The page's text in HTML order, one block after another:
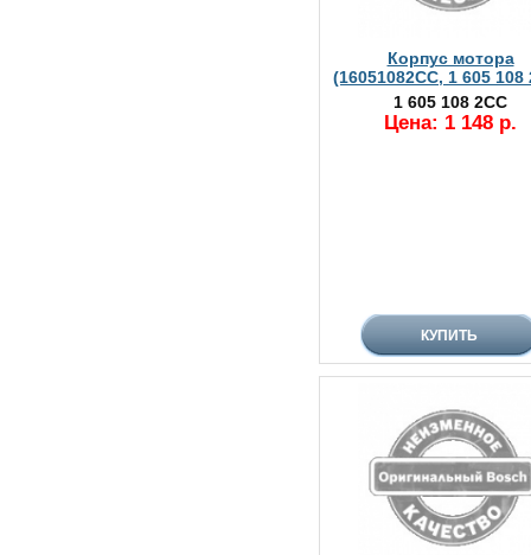
Корпус мотора
(16051082CC, 1 605 108
1 605 108 2CC
Цена: 1 148 р.